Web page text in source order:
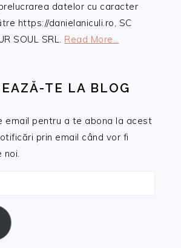
datelor cu caracter
https://danielaniculi.ro, SC
SOUL SRL. Read More…
TE LA BLOG
email pentru a te abona la acest
prin email când vor fi
noi.